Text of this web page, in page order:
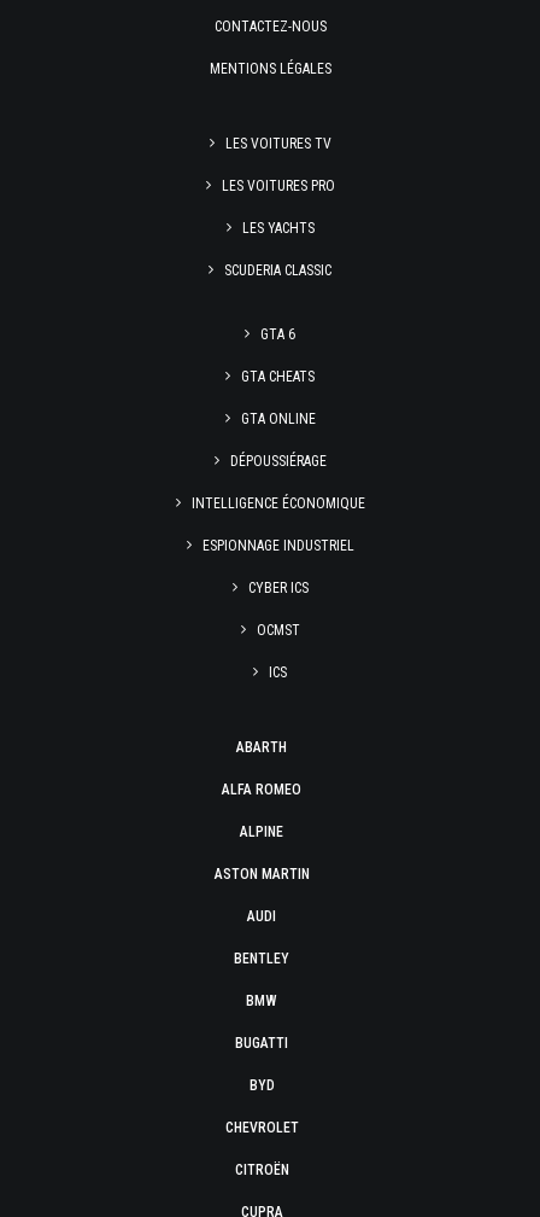
CONTACTEZ-NOUS
MENTIONS LÉGALES
LES VOITURES TV
LES VOITURES PRO
LES YACHTS
SCUDERIA CLASSIC
GTA 6
GTA CHEATS
GTA ONLINE
DÉPOUSSIÉRAGE
INTELLIGENCE ÉCONOMIQUE
ESPIONNAGE INDUSTRIEL
CYBER ICS
OCMST
ICS
ABARTH
ALFA ROMEO
ALPINE
ASTON MARTIN
AUDI
BENTLEY
BMW
BUGATTI
BYD
CHEVROLET
CITROËN
CUPRA